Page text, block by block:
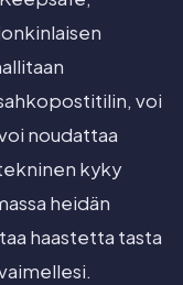
voi
noudattaa
kyky
heidän
haastetta tasta